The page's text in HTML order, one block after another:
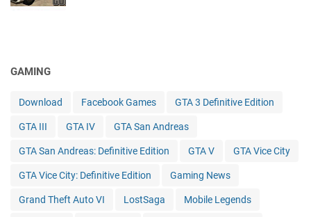
GAMING
Download Facebook Games GTA 3 Definitive Edition
GTA III GTA IV GTA San Andreas
GTA San Andreas: Definitive Edition GTA V GTA Vice City
GTA Vice City: Definitive Edition Gaming News
Grand Theft Auto VI LostSaga Mobile Legends